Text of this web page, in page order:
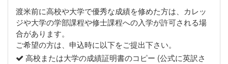
渡米前に高校や大学で優秀な成績を修めた方は、カレッ
ジや大学の学部課程や修士課程への入学が許可される場
合があります。
ご希望の方は、申込時に以下をご提出下さい。
高校または大学の成績証明書のコピー (公式に英訳さ